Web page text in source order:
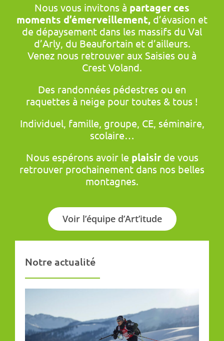
Nous vous invitons à partager ces
moments d’émerveillement, d’évasion et
de dépaysement dans les massifs du Val
d’Arly, du Beaufortain et d’ailleurs.
Venez nous retrouver aux Saisies ou à
Crest Voland.
Des randonnées pédestres ou en
raquettes à neige pour toutes & tous !
Individuel, famille, groupe, CE, séminaire,
scolaire…
Nous espérons avoir le plaisirde vous
retrouver prochainement dans nos belles
montagnes.
Voir l’équipe d’Art’itude
Notre actualité